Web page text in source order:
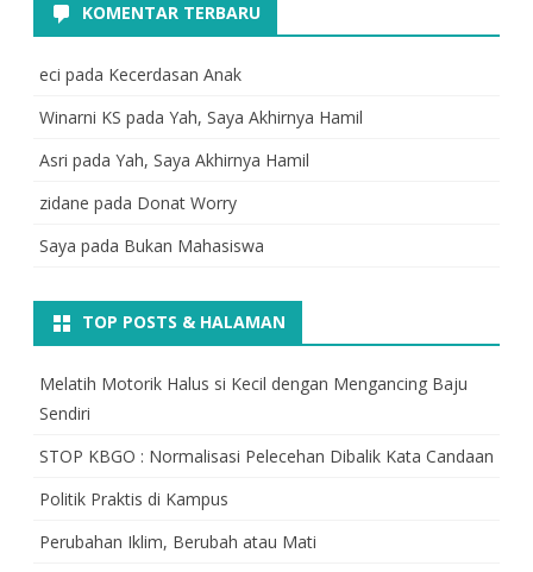
KOMENTAR TERBARU
eci pada Kecerdasan Anak
Winarni KS pada Yah, Saya Akhirnya Hamil
Asri pada Yah, Saya Akhirnya Hamil
zidane pada Donat Worry
Saya pada Bukan Mahasiswa
TOP POSTS & HALAMAN
Melatih Motorik Halus si Kecil dengan Mengancing Baju
Sendiri
STOP KBGO : Normalisasi Pelecehan Dibalik Kata Candaan
Politik Praktis di Kampus
Perubahan Iklim, Berubah atau Mati